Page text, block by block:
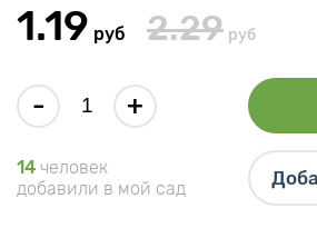
1.19 руб 2.29 руб
- +
14 человек
добавили в мой сад